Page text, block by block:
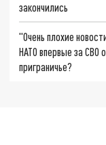
закончились
"Очень плохие
НАТО впервые за СВО
приграничье?